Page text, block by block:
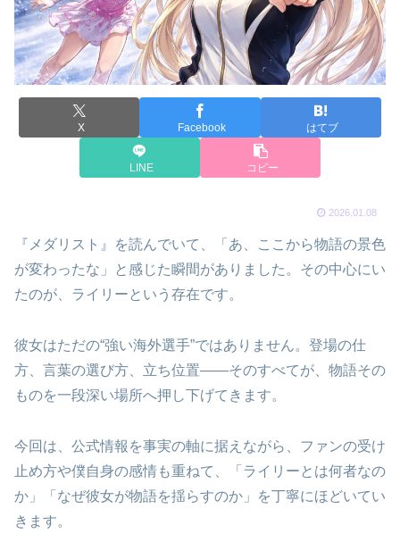
X Facebook はてブ
LINE コピー
2026.01.08
『メダリスト』を読んでいて、「あ、ここから物語の景色
が変わったな」と感じた瞬間がありました。その中心にい
たのが、ライリーという存在です。
彼女はただの“強い海外選手”ではありません。登場の仕
方、言葉の選び方、立ち位置――そのすべてが、物語その
ものを一段深い場所へ押し下げてきます。
今回は、公式情報を事実の軸に据えながら、ファンの受け
止め方や僕自身の感情も重ねて、「ライリーとは何者なの
か」「なぜ彼女が物語を揺らすのか」を丁寧にほどいてい
きます。